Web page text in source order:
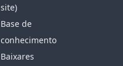
site)
Base de
conhecimento
Baixares